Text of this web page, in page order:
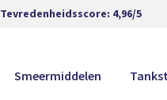
Tevredenheidsscore: 4,96/5
Smeermiddelen